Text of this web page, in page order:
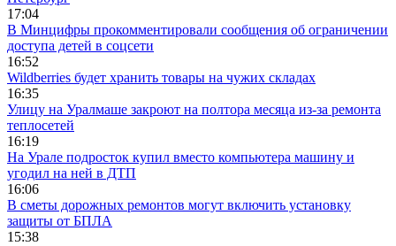
17:04
В Минцифры прокомментировали сообщения об ограничении
доступа детей в соцсети
16:52
Wildberries будет хранить товары на чужих складах
16:35
Улицу на Уралмаше закроют на полтора месяца из-за ремонта
теплосетей
16:19
На Урале подросток купил вместо компьютера машину и
угодил на ней в ДТП
16:06
В сметы дорожных ремонтов могут включить установку
защиты от БПЛА
15:38